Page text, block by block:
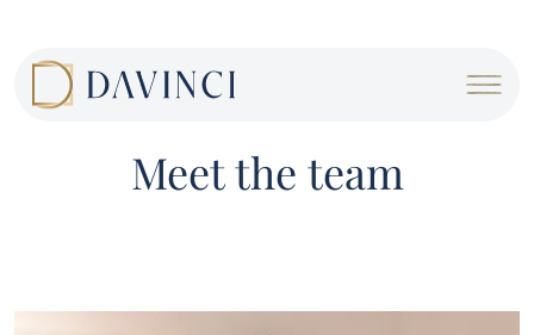
Meet the team